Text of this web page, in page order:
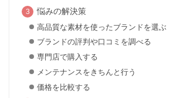
悩みの解決策
高品質な素材を使ったブランドを選ぶ
ブランドの評判や口コミを調べる
専門店で購入する
メンテナンスをきちんと行う
価格を比較する